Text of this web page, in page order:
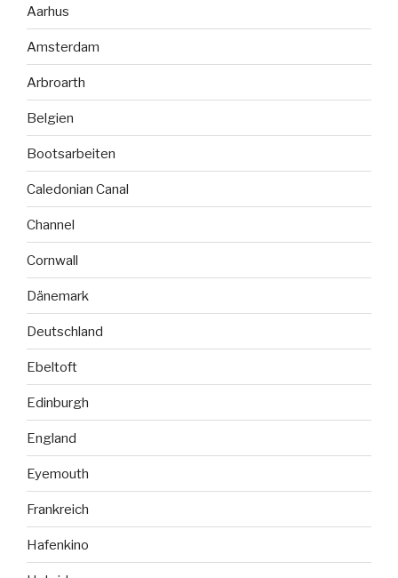
Aarhus
Amsterdam
Arbroarth
Belgien
Bootsarbeiten
Caledonian Canal
Channel
Cornwall
Dänemark
Deutschland
Ebeltoft
Edinburgh
England
Eyemouth
Frankreich
Hafenkino